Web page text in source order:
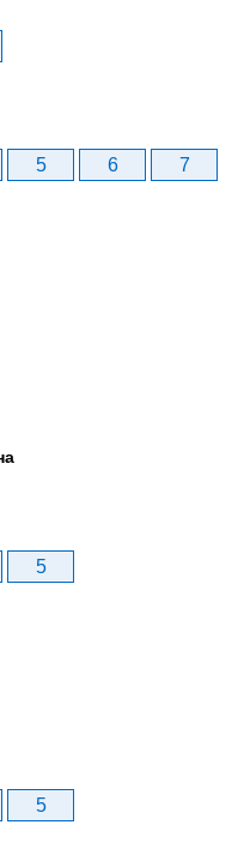
5 6 7
5
5